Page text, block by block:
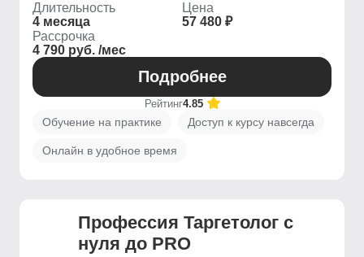
Длительность
4 месяца
Цена
57 480 ₽
Рассрочка
4 790 руб. /мес
Подробнее
Рейтинг4.85
Обучение на практике Доступ к курсу навсегда
Онлайн в удобное время
Профессия Таргетолог с
нуля до PRO